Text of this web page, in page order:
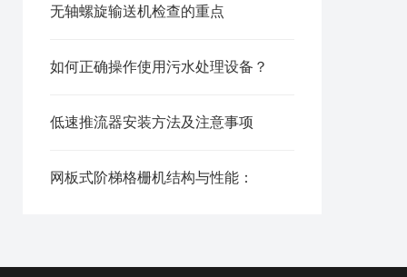
无轴螺旋输送机检查的重点
如何正确操作使用污水处理设备？
低速推流器安装方法及注意事项
网板式阶梯格栅机​结构与性能：